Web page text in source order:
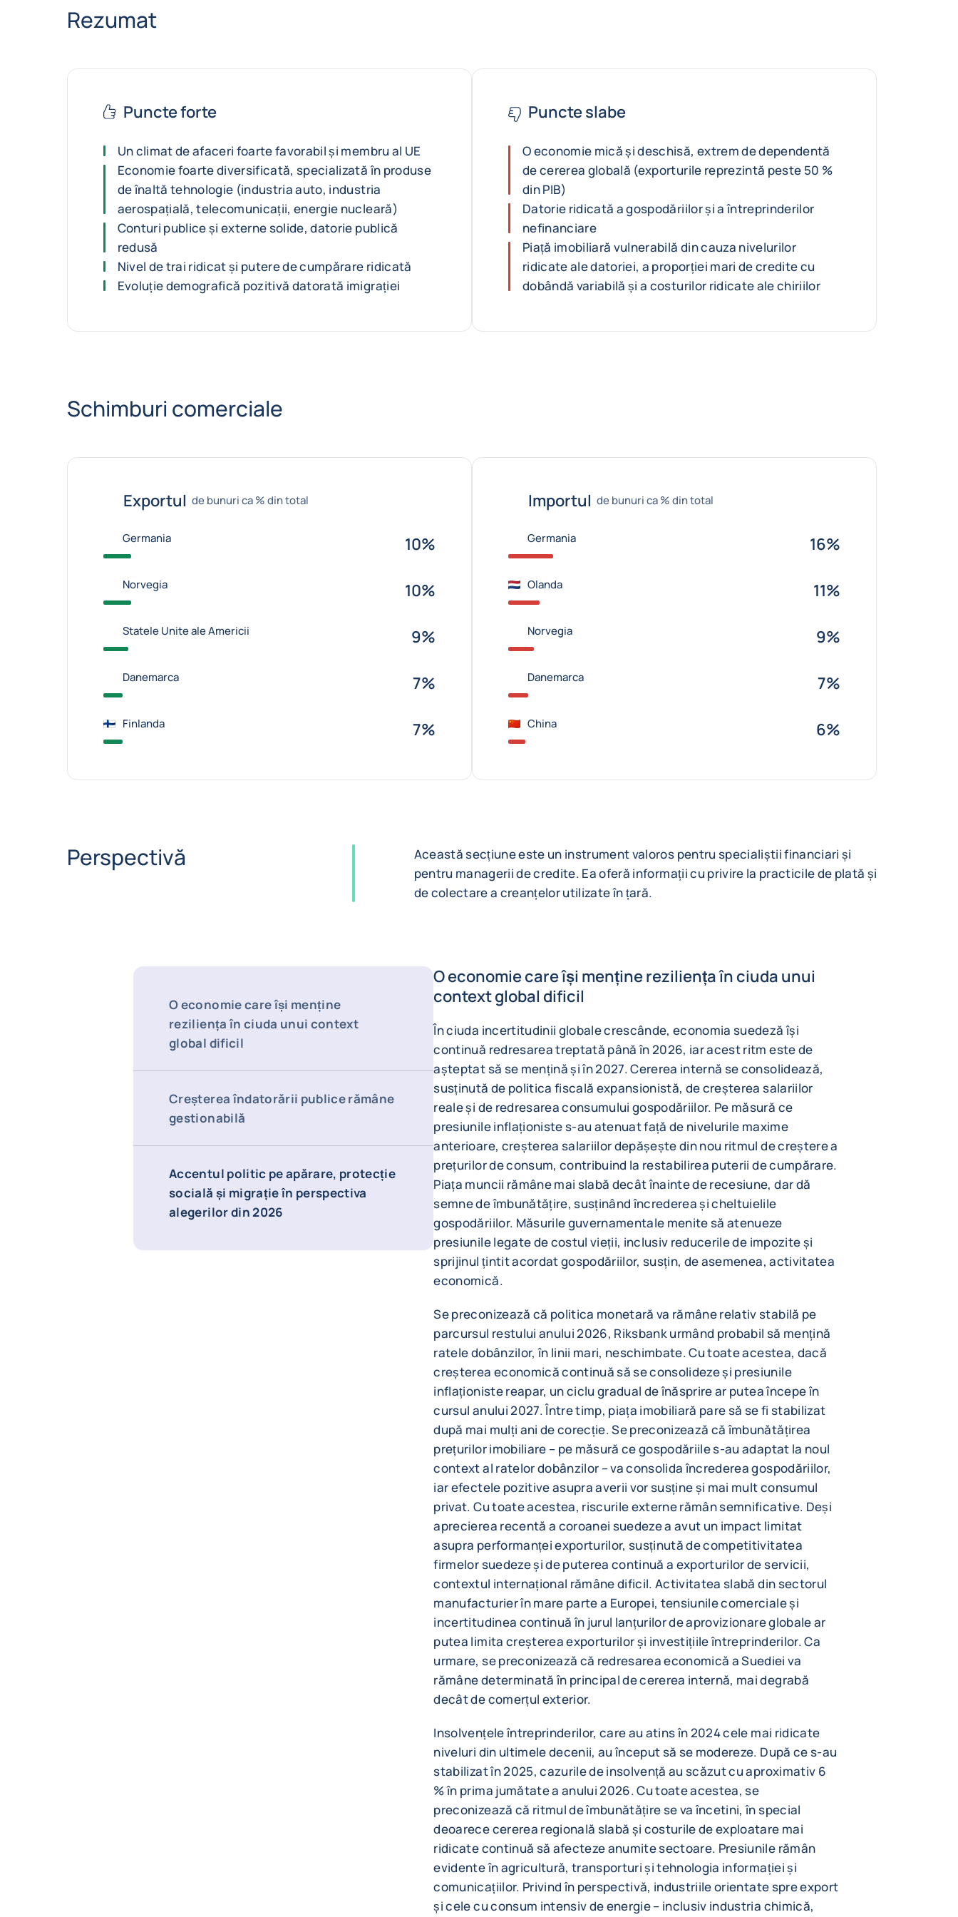
Rezumat
Puncte forte
Un climat de afaceri foarte favorabil și membru al UE
Economie foarte diversificată, specializată în produse
de înaltă tehnologie (industria auto, industria
aerospațială, telecomunicații, energie nucleară)
Conturi publice și externe solide, datorie publică
redusă
Nivel de trai ridicat și putere de cumpărare ridicată
Evoluție demografică pozitivă datorată imigrației
Puncte slabe
O economie mică și deschisă, extrem de dependentă
de cererea globală (exporturile reprezintă peste 50 %
din PIB)
Datorie ridicată a gospodăriilor și a întreprinderilor
nefinanciare
Piață imobiliară vulnerabilă din cauza nivelurilor
ridicate ale datoriei, a proporției mari de credite cu
dobândă variabilă și a costurilor ridicate ale chiriilor
Schimburi comerciale
Exportul de bunuri ca % din total
Germania 10%
Norvegia 10%
Statele Unite ale Americii 9%
Danemarca 7%
Finlanda 7%
Importul de bunuri ca % din total
Germania 16%
Olanda 11%
Norvegia 9%
Danemarca 7%
China 6%
Perspectivă
Această secțiune este un instrument valoros pentru specialiștii financiari și
pentru managerii de credite. Ea oferă informații cu privire la practicile de plată și
de colectare a creanțelor utilizate în țară.
O economie care își menține
reziliența în ciuda unui context
global dificil
Creșterea îndatorării publice rămâne
gestionabilă
Accentul politic pe apărare, protecție
socială și migrație în perspectiva
alegerilor din 2026
O economie care își menține reziliența în ciuda unui
context global dificil
În ciuda incertitudinii globale crescânde, economia suedeză își
continuă redresarea treptată până în 2026, iar acest ritm este de
așteptat să se mențină și în 2027. Cererea internă se consolidează,
susținută de politica fiscală expansionistă, de creșterea salariilor
reale și de redresarea consumului gospodăriilor. Pe măsură ce
presiunile inflaționiste s-au atenuat față de nivelurile maxime
anterioare, creșterea salariilor depășește din nou ritmul de creștere a
prețurilor de consum, contribuind la restabilirea puterii de cumpărare.
Piața muncii rămâne mai slabă decât înainte de recesiune, dar dă
semne de îmbunătățire, susținând încrederea și cheltuielile
gospodăriilor. Măsurile guvernamentale menite să atenueze
presiunile legate de costul vieții, inclusiv reducerile de impozite și
sprijinul țintit acordat gospodăriilor, susțin, de asemenea, activitatea
economică.
Se preconizează că politica monetară va rămâne relativ stabilă pe
parcursul restului anului 2026, Riksbank urmând probabil să mențină
ratele dobânzilor, în linii mari, neschimbate. Cu toate acestea, dacă
creșterea economică continuă să se consolideze și presiunile
inflaționiste reapar, un ciclu gradual de înăsprire ar putea începe în
cursul anului 2027. Între timp, piața imobiliară pare să se fi stabilizat
după mai mulți ani de corecție. Se preconizează că îmbunătățirea
prețurilor imobiliare – pe măsură ce gospodăriile s-au adaptat la noul
context al ratelor dobânzilor – va consolida încrederea gospodăriilor,
iar efectele pozitive asupra averii vor susține și mai mult consumul
privat. Cu toate acestea, riscurile externe rămân semnificative. Deși
aprecierea recentă a coroanei suedeze a avut un impact limitat
asupra performanței exporturilor, susținută de competitivitatea
firmelor suedeze și de puterea continuă a exporturilor de servicii,
contextul internațional rămâne dificil. Activitatea slabă din sectorul
manufacturier în mare parte a Europei, tensiunile comerciale și
incertitudinea continuă în jurul lanțurilor de aprovizionare globale ar
putea limita creșterea exporturilor și investițiile întreprinderilor. Ca
urmare, se preconizează că redresarea economică a Suediei va
rămâne determinată în principal de cererea internă, mai degrabă
decât de comerțul exterior.
Insolvențele întreprinderilor, care au atins în 2024 cele mai ridicate
niveluri din ultimele decenii, au început să se modereze. După ce s-au
stabilizat în 2025, cazurile de insolvență au scăzut cu aproximativ 6
% în prima jumătate a anului 2026. Cu toate acestea, se
preconizează că ritmul de îmbunătățire se va încetini, în special
deoarece cererea regională slabă și costurile de exploatare mai
ridicate continuă să afecteze anumite sectoare. Presiunile rămân
evidente în agricultură, transporturi și tehnologia informației și
comunicațiilor. Privind în perspectivă, industriile orientate spre export
și cele cu consum intensiv de energie – inclusiv industria chimică,